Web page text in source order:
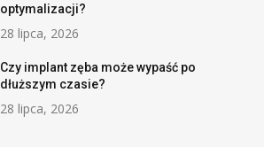
optymalizacji?
28 lipca, 2026
Czy implant zęba może wypaść po
dłuższym czasie?
28 lipca, 2026